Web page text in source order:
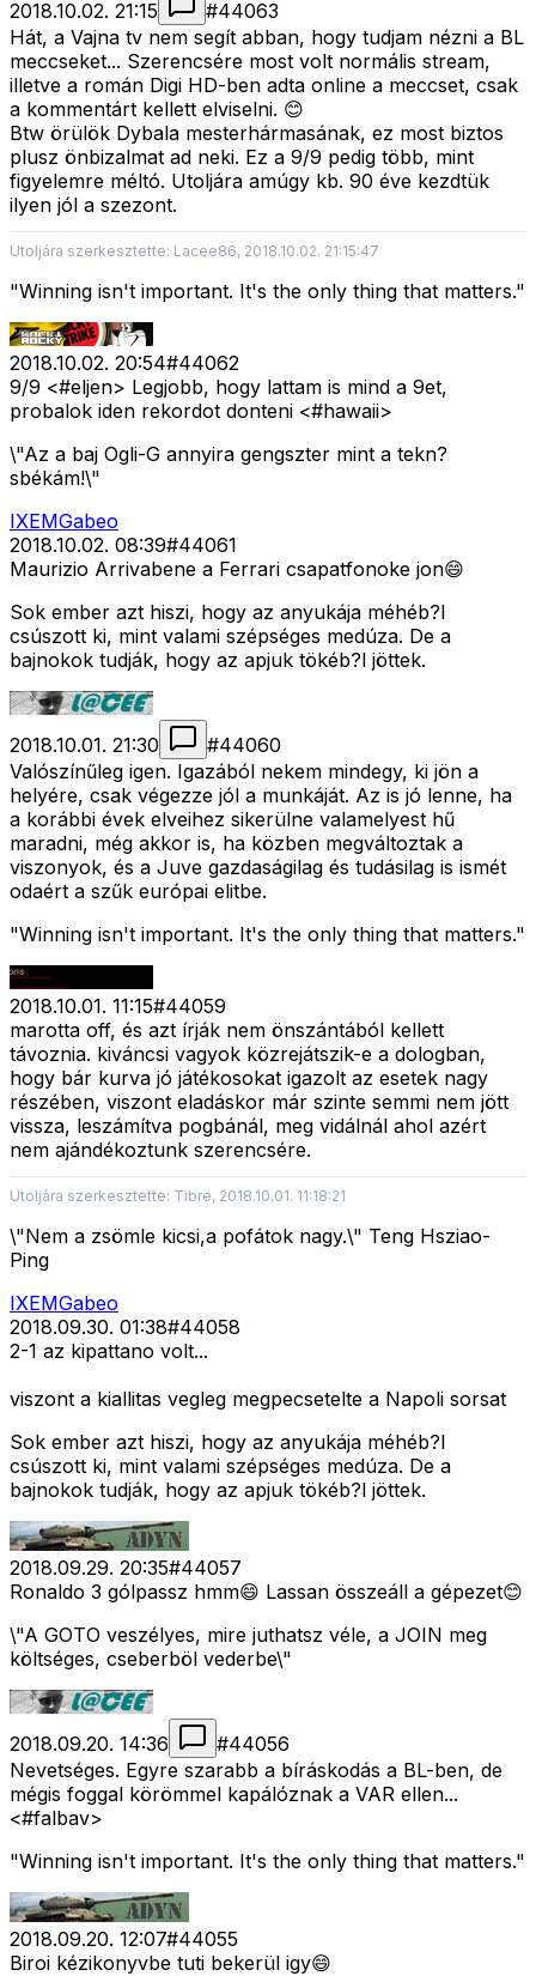
2018.10.02. 21:15 #44063
Hát, a Vajna tv nem segít abban, hogy tudjam nézni a BL
meccseket... Szerencsére most volt normális stream,
illetve a román Digi HD-ben adta online a meccset, csak
a kommentárt kellett elviselni. 😊
Btw örülök Dybala mesterhármasának, ez most biztos
plusz önbizalmat ad neki. Ez a 9/9 pedig több, mint
figyelemre méltó. Utoljára amúgy kb. 90 éve kezdtük
ilyen jól a szezont.
Utoljára szerkesztette: Lacee86, 2018.10.02. 21:15:47
"Winning isn't important. It's the only thing that matters."
2018.10.02. 20:54#44062
9/9 <#eljen> Legjobb, hogy lattam is mind a 9et,
probalok iden rekordot donteni <#hawaii>
\"Az a baj Ogli-G annyira gengszter mint a tekn?
sbékám!\"
IXEMGabeo
2018.10.02. 08:39#44061
Maurizio Arrivabene a Ferrari csapatfonoke jon😄
Sok ember azt hiszi, hogy az anyukája méhéb?l
csúszott ki, mint valami szépséges medúza. De a
bajnokok tudják, hogy az apjuk tökéb?l jöttek.
2018.10.01. 21:30 #44060
Valószínűleg igen. Igazából nekem mindegy, ki jön a
helyére, csak végezze jól a munkáját. Az is jó lenne, ha
a korábbi évek elveihez sikerülne valamelyest hű
maradni, még akkor is, ha közben megváltoztak a
viszonyok, és a Juve gazdaságilag és tudásilag is ismét
odaért a szűk európai elitbe.
"Winning isn't important. It's the only thing that matters."
2018.10.01. 11:15#44059
marotta off, és azt írják nem önszántából kellett
távoznia. kiváncsi vagyok közrejátszik-e a dologban,
hogy bár kurva jó játékosokat igazolt az esetek nagy
részében, viszont eladáskor már szinte semmi nem jött
vissza, leszámítva pogbánál, meg vidálnál ahol azért
nem ajándékoztunk szerencsére.
Utoljára szerkesztette: Tibre, 2018.10.01. 11:18:21
\"Nem a zsömle kicsi,a pofátok nagy.\" Teng Hsziao-
Ping
IXEMGabeo
2018.09.30. 01:38#44058
2-1 az kipattano volt...
viszont a kiallitas vegleg megpecsetelte a Napoli sorsat
Sok ember azt hiszi, hogy az anyukája méhéb?l
csúszott ki, mint valami szépséges medúza. De a
bajnokok tudják, hogy az apjuk tökéb?l jöttek.
2018.09.29. 20:35#44057
Ronaldo 3 gólpassz hmm😄 Lassan összeáll a gépezet😊
\"A GOTO veszélyes, mire juthatsz véle, a JOIN meg
költséges, cseberböl vederbe\"
2018.09.20. 14:36 #44056
Nevetséges. Egyre szarabb a bíráskodás a BL-ben, de
mégis foggal körömmel kapálóznak a VAR ellen...
<#falbav>
"Winning isn't important. It's the only thing that matters."
2018.09.20. 12:07#44055
Biroi kézikonyvbe tuti bekerül igy😄